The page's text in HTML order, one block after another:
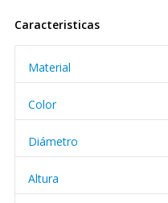
Caracteristicas
Material
Color
Diámetro
Altura